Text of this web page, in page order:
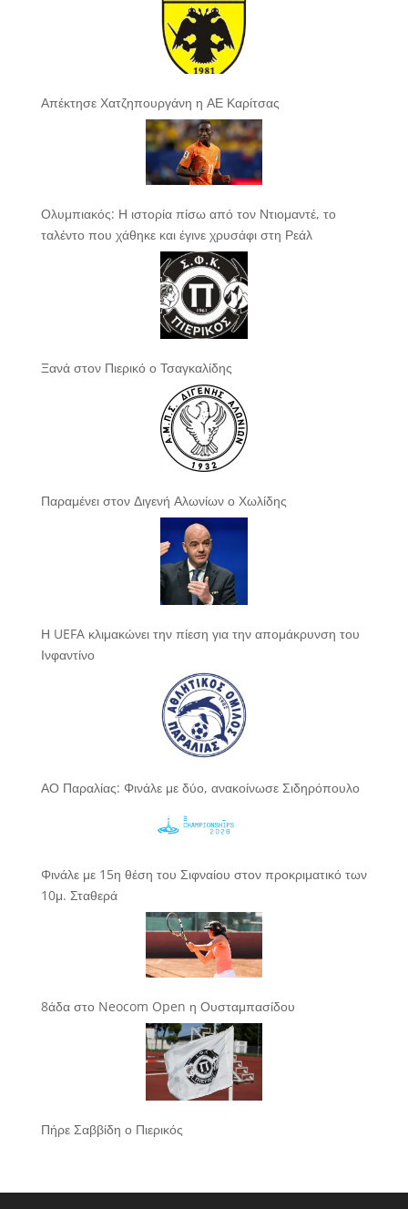
Απέκτησε Χατζηπουργάνη η ΑΕ Καρίτσας
Ολυμπιακός: Η ιστορία πίσω από τον Ντιομαντέ, το
ταλέντο που χάθηκε και έγινε χρυσάφι στη Ρεάλ
Ξανά στον Πιερικό ο Τσαγκαλίδης
Παραμένει στον Διγενή Αλωνίων ο Χωλίδης
Η UEFA κλιμακώνει την πίεση για την απομάκρυνση του
Ινφαντίνο
ΑΟ Παραλίας: Φινάλε με δύο, ανακοίνωσε Σιδηρόπουλο
Φινάλε με 15η θέση του Σιφναίου στον προκριματικό των
10μ. Σταθερά
8άδα στο Neocom Open η Ουσταμπασίδου
Πήρε Σαββίδη ο Πιερικός